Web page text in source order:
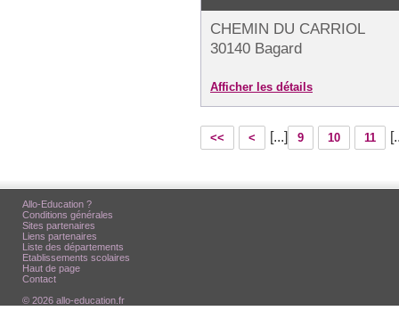
CHEMIN DU CARRIOL
30140 Bagard
Afficher les détails
<< < [...] 9 10 11
Allo-Education ?
Conditions générales
Sites partenaires
Liens partenaires
Liste des départements
Etablissements scolaires
Haut de page
Contact
© 2026 allo-education.fr